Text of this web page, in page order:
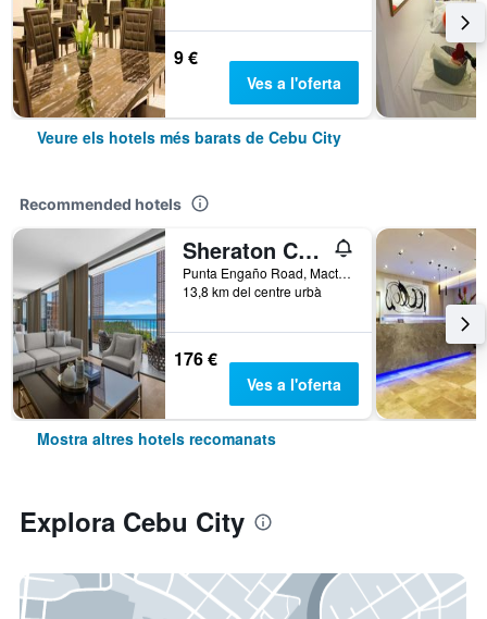
9 €
Ves a l'oferta
Veure els hotels més barats de Cebu City
Recommended hotels
Sheraton Cebu Mactan Resort
Punta Engaño Road, Mactan Island Lapu-Lapu City, Cebu City, Filipines
13,8 km del centre urbà
176 €
Ves a l'oferta
Mostra altres hotels recomanats
Explora Cebu City